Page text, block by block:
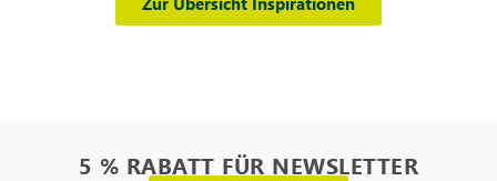
5 % RABATT FÜR NEWSLETTER